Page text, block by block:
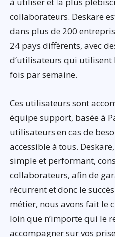
à utiliser et la plus
collaborateurs. Deskare
dans plus de 200
24 pays différents, avec
d’utilisateurs qui utilisent
fois par semaine.
Ces utilisateurs sont
équipe support, basée à
utilisateurs en cas de
accessible à tous.
simple et performant,
collaborateurs, afin de
récurrent et donc le
métier, nous avons fait le
loin que n’importe qui le
accompagner sur vos